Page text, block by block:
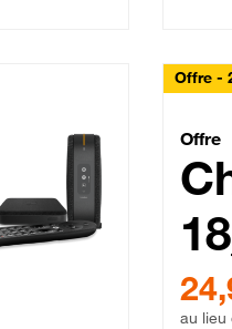
Offre -
Offre
au lieu